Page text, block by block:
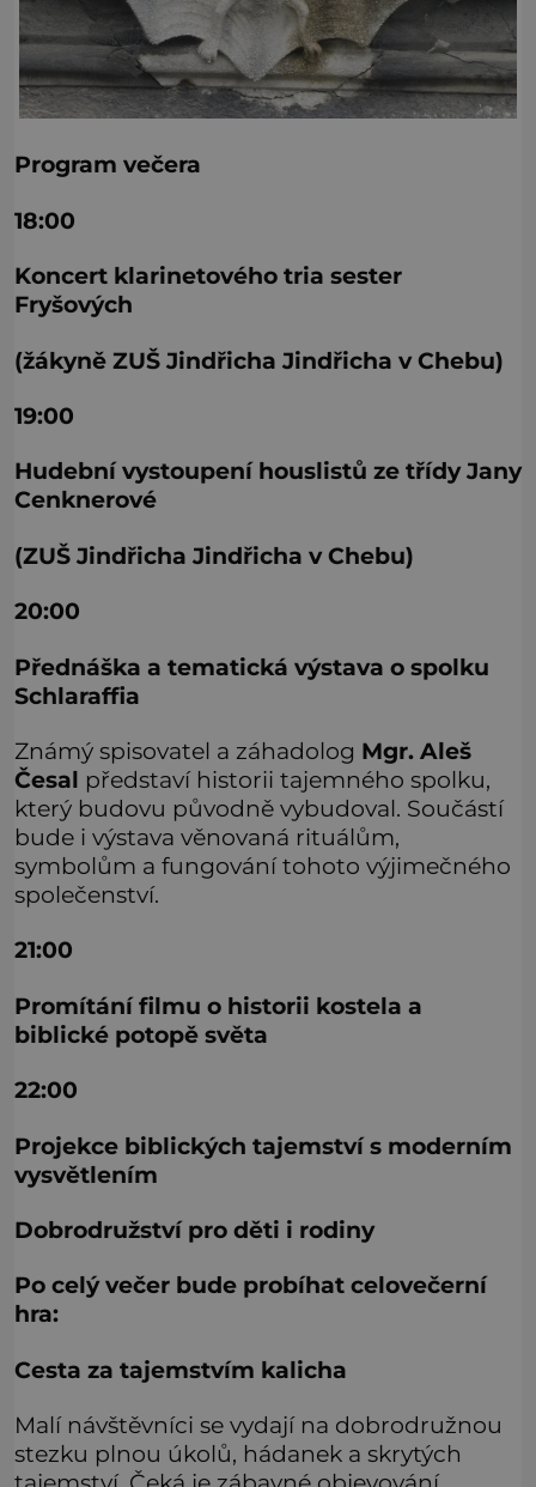
Program večera
18:00
Koncert klarinetového tria sester
Fryšových
(žákyně ZUŠ Jindřicha Jindřicha v Chebu)
19:00
Hudební vystoupení houslistů ze třídy Jany
Cenknerové
(ZUŠ Jindřicha Jindřicha v Chebu)
20:00
Přednáška a tematická výstava o spolku
Schlaraffia
Známý spisovatel a záhadolog Mgr. Aleš
Česal představí historii tajemného spolku,
který budovu původně vybudoval. Součástí
bude i výstava věnovaná rituálům,
symbolům a fungování tohoto výjimečného
společenství.
21:00
Promítání filmu o historii kostela a
biblické potopě světa
22:00
Projekce biblických tajemství s moderním
vysvětlením
Dobrodružství pro děti i rodiny
Po celý večer bude probíhat celovečerní
hra:
Cesta za tajemstvím kalicha
Malí návštěvníci se vydají na dobrodružnou
stezku plnou úkolů, hádanek a skrytých